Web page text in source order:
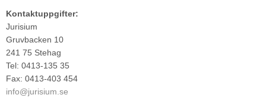
Kontaktuppgifter:
Jurisium
Gruvbacken 10
241 75 Stehag
Tel: 0413-135 35
Fax: 0413-403 454
info@jurisium.se